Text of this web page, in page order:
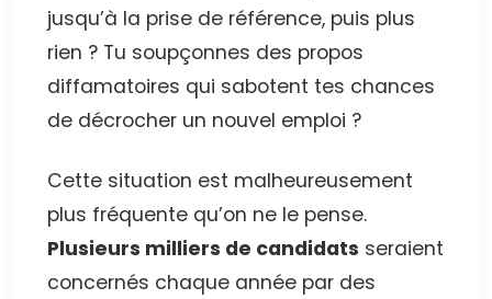
jusqu’à la prise de référence, puis plus
rien ? Tu soupçonnes des propos
diffamatoires qui sabotent tes chances
de décrocher un nouvel emploi ?
Cette situation est malheureusement
plus fréquente qu’on ne le pense.
Plusieurs milliers de candidats seraient
concernés chaque année par des